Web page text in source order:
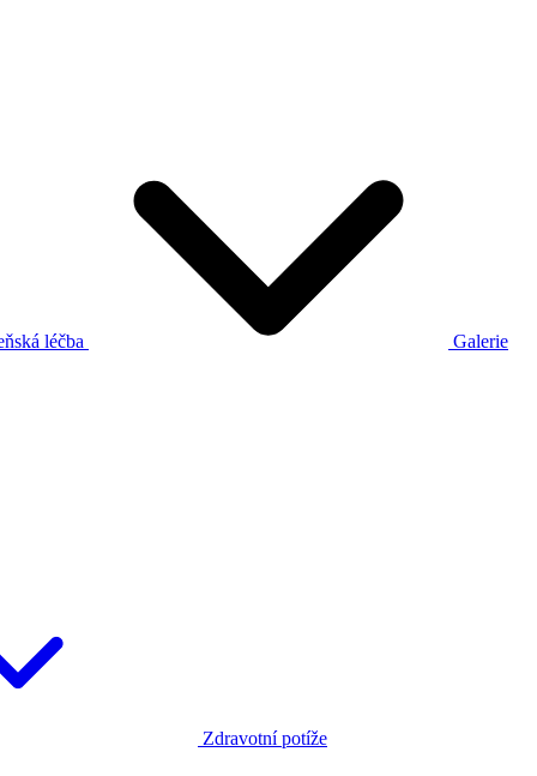
léčba
Galerie
Zdravotní potíže